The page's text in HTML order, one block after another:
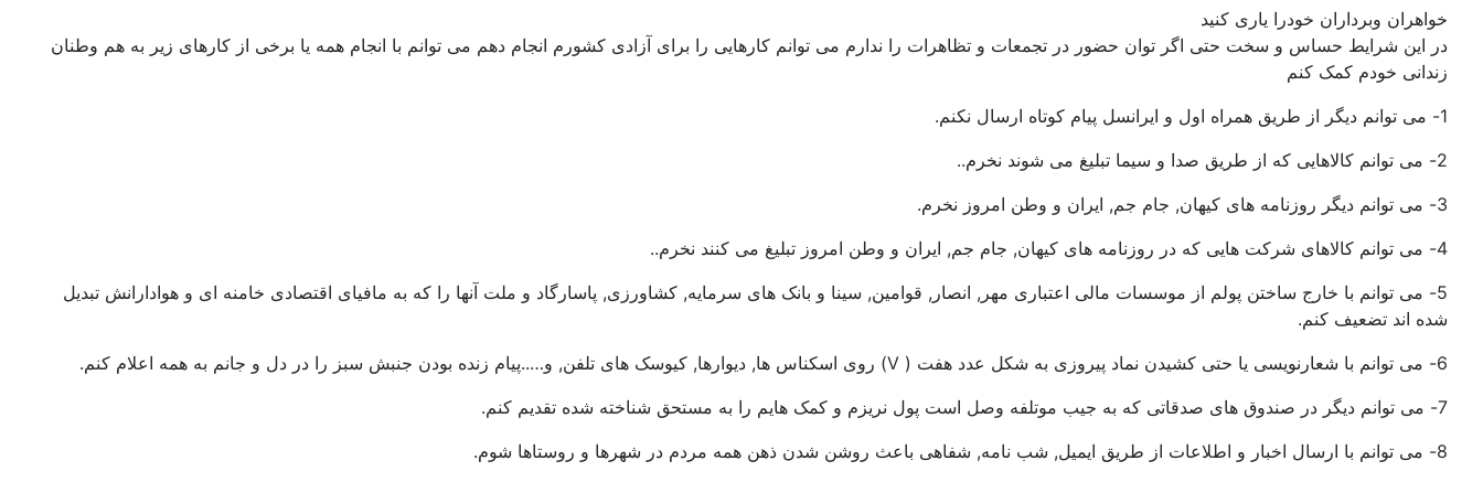
خواهران وبرداران خودرا یاری کنید
در این شرایط حساس و سخت حتی اگر توان حضور در تجمعات و تظاهرات را ندارم می توانم کارهایی را برای آزادی کشورم انجام دهم می توانم با انجام همه یا برخی از کارهای زیر به هم وطنان
زندانی خودم کمک کنم
1- می توانم دیگر از طریق همراه اول و ایرانسل پیام کوتاه ارسال نکنم.
2- می توانم کالاهایی که از طریق صدا و سیما تبلیغ می شوند نخرم..
3- می توانم دیگر روزنامه های کیهان, جام جم, ایران و وطن امروز نخرم.
4- می توانم کالاهای شرکت هایی که در روزنامه های کیهان, جام جم, ایران و وطن امروز تبلیغ می کنند نخرم..
5- می توانم با خارج ساختن پولم از موسسات مالی اعتباری مهر, انصار, قوامین, سینا و بانک های سرمایه, کشاورزی, پاسارگاد و ملت آنها را که به مافیای اقتصادی خامنه ای و هوادارانش تبدیل
شده اند تضعیف کنم.
6- می توانم با شعارنویسی یا حتی کشیدن نماد پیروزی به شکل عدد هفت ( V) روی اسکناس ها, دیوارها, کیوسک های تلفن, و…..پیام زنده بودن جنبش سبز را در دل و جانم به همه اعلام کنم.
7- می توانم دیگر در صندوق های صدقاتی که به جیب موتلفه وصل است پول نریزم و کمک هایم را به مستحق شناخته شده تقدیم کنم.
8- می توانم با ارسال اخبار و اطلاعات از طریق ایمیل, شب نامه, شفاهی باعث روشن شدن ذهن همه مردم در شهرها و روستاها شوم.